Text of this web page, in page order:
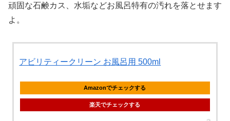
頑固な石鹸カス、水垢などお風呂特有の汚れを落とせます
よ。
アビリティークリーン お風呂用 500ml
Amazonでチェックする
楽天でチェックする